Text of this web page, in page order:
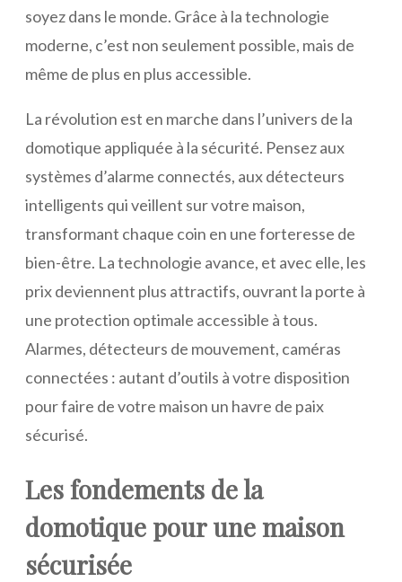
soyez dans le monde. Grâce à la technologie
moderne, c’est non seulement possible, mais de
même de plus en plus accessible.
La révolution est en marche dans l’univers de la
domotique appliquée à la sécurité. Pensez aux
systèmes d’alarme connectés, aux détecteurs
intelligents qui veillent sur votre maison,
transformant chaque coin en une forteresse de
bien-être. La technologie avance, et avec elle, les
prix deviennent plus attractifs, ouvrant la porte à
une protection optimale accessible à tous.
Alarmes, détecteurs de mouvement, caméras
connectées : autant d’outils à votre disposition
pour faire de votre maison un havre de paix
sécurisé.
Les fondements de la
domotique pour une maison
sécurisée